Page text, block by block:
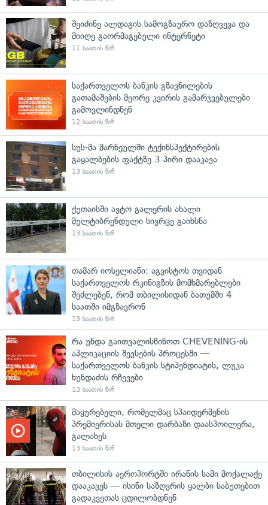
შეიძინე ალდაგის სამოგზაურო დაზღვევა და
მიიღე გაორმაგებული ინტერნეტი
11 საათის წინ
საქართველოს ბანკის გზავნილების
გათამაშების მეორე კვირის გამარჯვებულები
გამოვლინდნენ
12 საათის წინ
სუს-მა მარნეულში ტექინსპექტირების
გაყალბების ფაქტზე 3 პირი დააკავა
13 საათის წინ
ქუთაისში ავტო გალერის ახალი
მულტიბრენდული სივრცე გაიხსნა
13 საათის წინ
თამარ იოსელიანი: აგვისტოს თვიდან
საქართველოს რკინიგზის მომხმარებლები
შეძლებენ, რომ თბილისიდან ბათუმში 4
საათში იმგზავრონ
13 საათის წინ
რა უნდა გაითვალისწინოთ CHEVENING-ის
აპლიკაციის შევსების პროცესში —
საქართველოს ბანკის სტიპენდიატის, ლუკა
ხუნდაძის რჩევები
13 საათის წინ
მაყურებელი, რომელმაც სპაიდერმენის
პრემიერისას მთელი დარბაზი დაასპოილერა,
გალახეს
13 საათის წინ
თბილისის აეროპორტში ირანის სამი მოქალაქე
დააკავეს — ისინი საზღვრის ყალბი საბუთებით
გადაკვეთას ცდილობდნენ